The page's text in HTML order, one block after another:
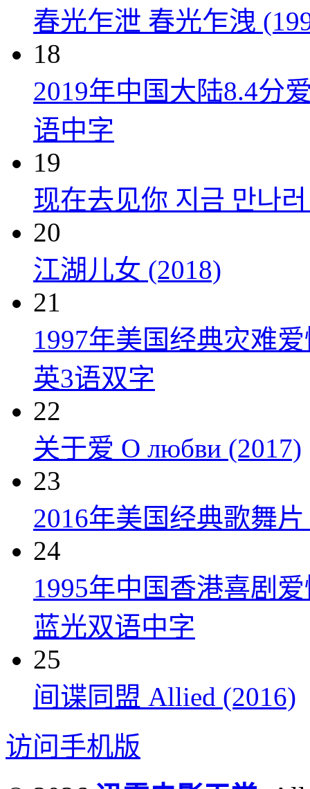
春光乍泄 春光乍洩
18
2019年中国大陆8.4分
语中字
19
现在去见你 지금 만나
20
江湖儿女 (2018)
21
1997年美国经典灾难
英3语双字
22
关于爱 О любви (2017)
23
2016年美国经典歌舞
24
1995年中国香港喜剧
蓝光双语中字
25
间谍同盟 Allied (2016)
访问手机版